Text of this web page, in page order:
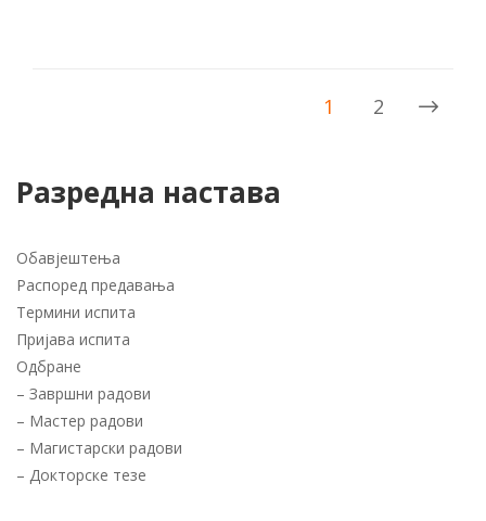
1 2
Разредна настава
Обавјештења
Распоред предавања
Термини испита
Пријава испита
Одбране
– Завршни радови
– Мастер радови
– Магистарски радови
– Докторске тезе